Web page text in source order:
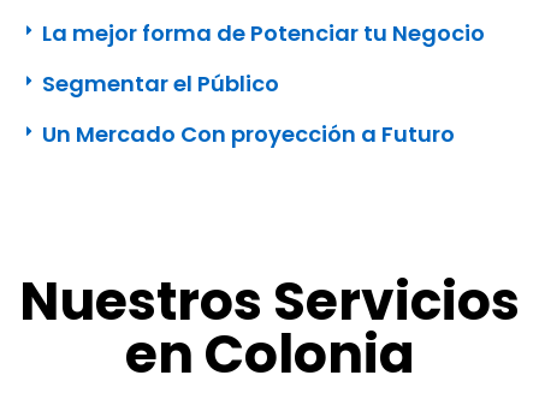
La mejor forma de Potenciar tu Negocio
Segmentar el Público
Un Mercado Con proyección a Futuro
Nuestros Servicios
en Colonia